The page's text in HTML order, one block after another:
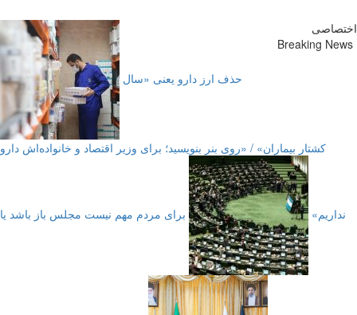
اختصاصی
Breaking News
حذف ارز دارو یعنی «سال
کشتار بیماران» / «روی بنر بنویسید؛ برای وزیر اقتصاد و خانواده‌اش دارو
نداریم» برای مردم مهم نیست مجلس باز باشد یا